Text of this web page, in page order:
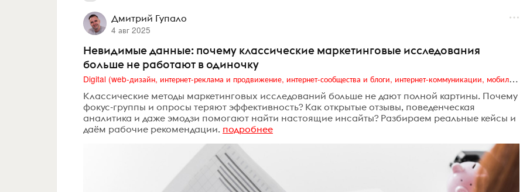
Дмитрий Гупало
4 авг 2025
Невидимые данные: почему классические маркетинговые исследования
больше не работают в одиночку
Digital (web-дизайн, интернет-реклама и продвижение, интернет-сообщества и блоги, интернет-коммуникации, мобильный маркетинг, реклама на цифровых экранах)
Классические методы маркетинговых исследований больше не дают полной картины. Почему
фокус-группы и опросы теряют эффективность? Как открытые отзывы, поведенческая
аналитика и даже эмодзи помогают найти настоящие инсайты? Разбираем реальные кейсы и
даём рабочие рекомендации. подробнее